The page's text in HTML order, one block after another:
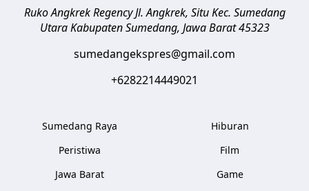
Ruko Angkrek Regency Jl. Angkrek, Situ Kec. Sumedang
Utara Kabupaten Sumedang, Jawa Barat 45323
sumedangekspres@gmail.com
+6282214449021
Sumedang Raya
Peristiwa
Jawa Barat
Hiburan
Film
Game